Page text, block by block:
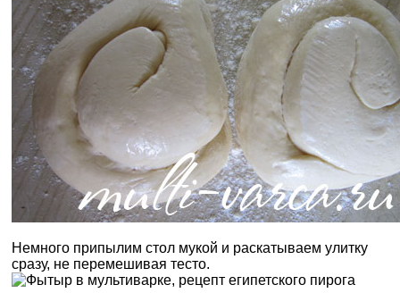
Немного припылим стол мукой и раскатываем улитку
сразу, не перемешивая тесто.